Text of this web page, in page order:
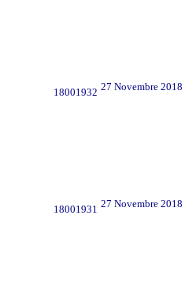
18001932 27 Novembre 2018
18001931 27 Novembre 2018